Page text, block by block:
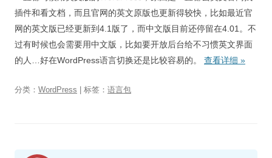
关于本站
插件和看文档，而且官网的英文原版也更新得较快，比如最近官
网的英文版已经更新到4.1版了，而中文版目前还停留在4.01。不
过有时候也会需要用中文版，比如要开放后台给不习惯英文界面
的人…好在WordPress语言切换还是比较容易的。 查看详细 »
分类： WordPress | 标签： 语言包